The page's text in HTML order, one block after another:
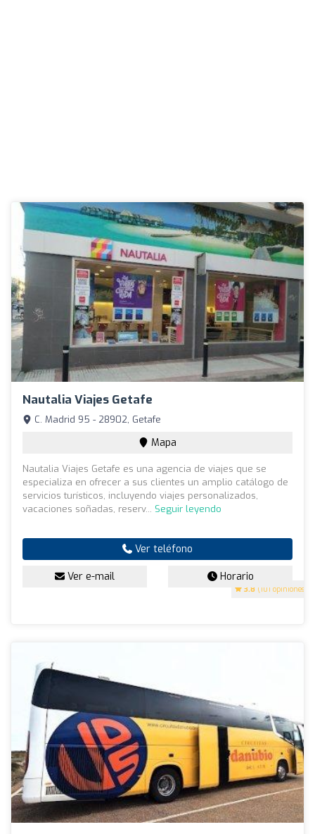
Nautalia Viajes Getafe
3.8 (101 opiniones)
C. Madrid 95 - 28902, Getafe
Mapa
Nautalia Viajes Getafe es una agencia de viajes que se
especializa en ofrecer a sus clientes un amplio catálogo de
servicios turísticos, incluyendo viajes personalizados,
vacaciones soñadas, reserv... Seguir leyendo
Ver teléfono
Ver e-mail Horario